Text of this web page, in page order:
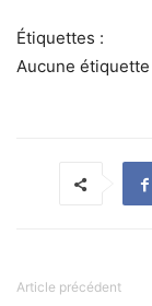
Étiquettes :
Aucune
Article précédent